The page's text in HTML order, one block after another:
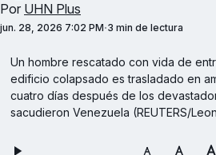
Por UHN Plus
jun. 28, 2026 7:02 PM 3 min de lectura
Un hombre rescatado con vida de
edificio colapsado es trasladado en
cuatro días después de los
sacudieron Venezuela (REUTERS/